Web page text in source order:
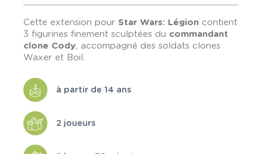
Cette extension pour Star Wars: Légion contient
3 figurines finement sculptées du commandant
clone Cody, accompagné des soldats clones
Waxer et Boil.
à partir de 14 ans
2 joueurs